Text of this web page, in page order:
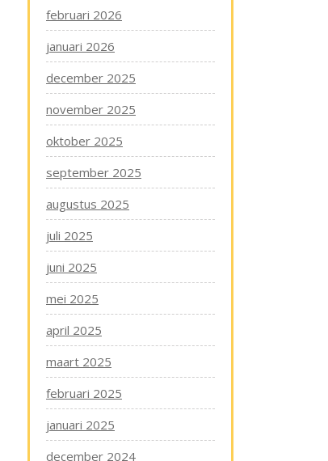
februari 2026
januari 2026
december 2025
november 2025
oktober 2025
september 2025
augustus 2025
juli 2025
juni 2025
mei 2025
april 2025
maart 2025
februari 2025
januari 2025
december 2024